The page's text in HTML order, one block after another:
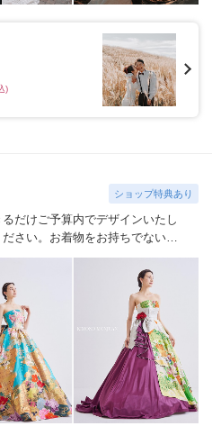
)
ショップ特典あり
だけご予算内でデザインいたし
さい。お着物をお持ちでない場
いただきます。